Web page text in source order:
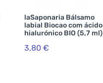
laSaponaria Bálsamo
labial Biocao com ácido
hialurónico BIO (5,7 ml)
3,80 €